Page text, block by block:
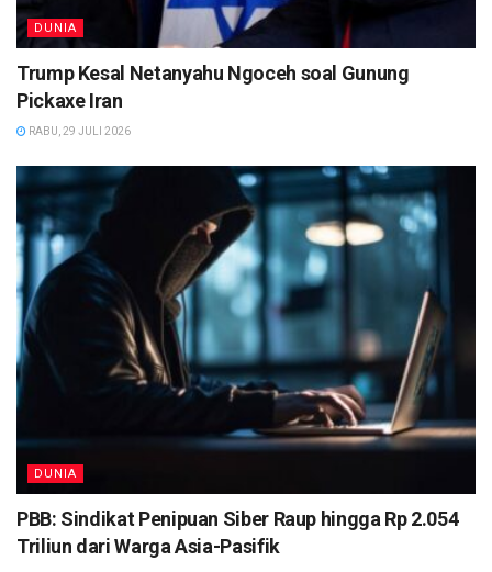
DUNIA
Trump Kesal Netanyahu Ngoceh soal Gunung
Pickaxe Iran
RABU, 29 JULI 2026
DUNIA
PBB: Sindikat Penipuan Siber Raup hingga Rp 2.054
Triliun dari Warga Asia-Pasifik